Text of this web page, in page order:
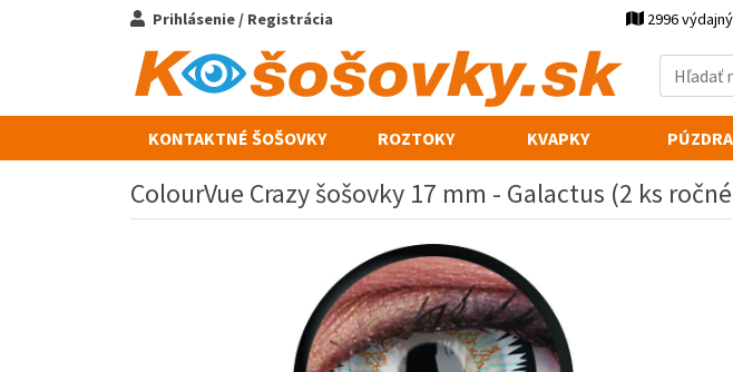
Prihlásenie / Registrácia 2996
KONTAKTNÉ ŠOŠOVKY ROZTOKY KVAPKY PÚZDRA
ColourVue Crazy šošovky 17 mm - Galactus (2 ks